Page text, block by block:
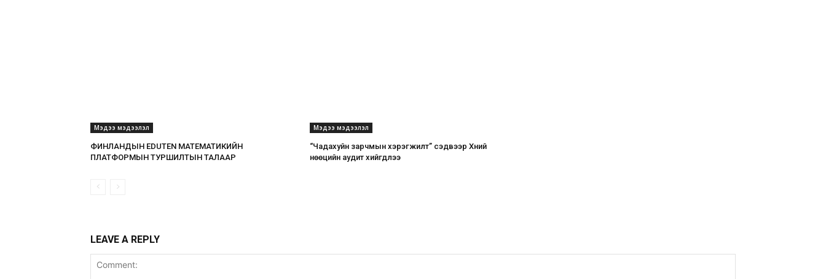
Мэдээ мэдээлэл
ФИНЛАНДЫН EDUTEN МАТЕМАТИКИЙН
ПЛАТФОРМЫН ТУРШИЛТЫН ТАЛААР
Мэдээ мэдээлэл
“Чадахуйн зарчмын хэрэгжилт” сэдвээр Хүний
нөөцийн аудит хийгдлээ
LEAVE A REPLY